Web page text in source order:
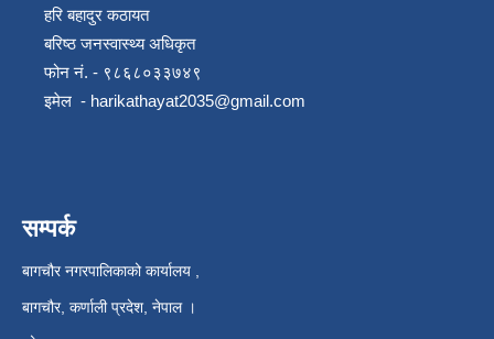
हरि बहादुर कठायत
बरिष्ठ जनस्वास्थ्य अधिकृत
फोन नं. - ९८६८०३३७४९
इमेल - harikathayat2035@gmail.com
सम्पर्क
बागचौर नगरपालिकाको कार्यालय ,
बागचौर, कर्णाली प्रदेश, नेपाल ।